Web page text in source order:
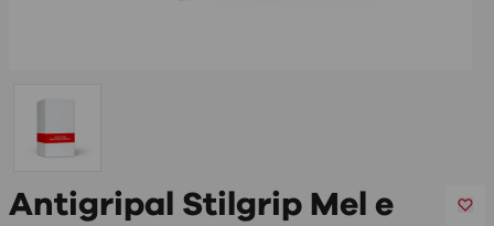
Antigripal Stilgrip Mel e